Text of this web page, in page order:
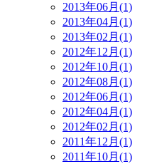
2013年06月(1)
2013年04月(1)
2013年02月(1)
2012年12月(1)
2012年10月(1)
2012年08月(1)
2012年06月(1)
2012年04月(1)
2012年02月(1)
2011年12月(1)
2011年10月(1)